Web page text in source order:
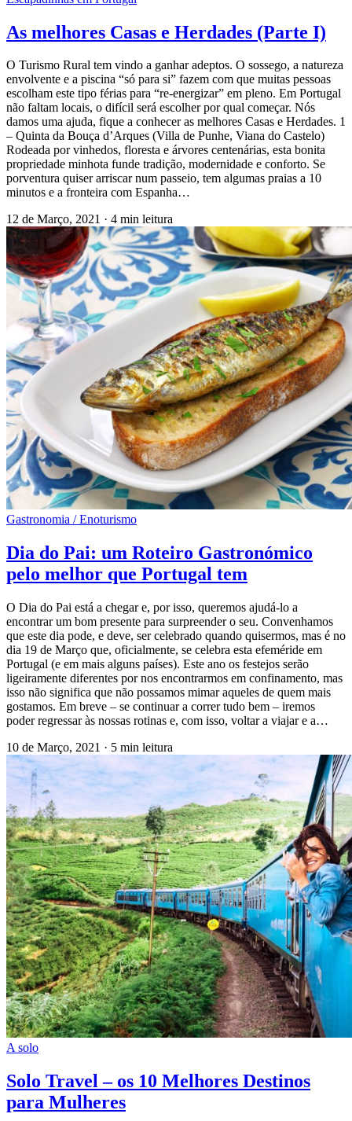
As melhores Casas e Herdades (Parte I)
O Turismo Rural tem vindo a ganhar adeptos. O sossego, a natureza
envolvente e a piscina “só para si” fazem com que muitas pessoas
escolham este tipo férias para “re-energizar” em pleno. Em Portugal
não faltam locais, o difícil será escolher por qual começar. Nós
damos uma ajuda, fique a conhecer as melhores Casas e Herdades. 1
– Quinta da Bouça d’Arques (Villa de Punhe, Viana do Castelo)
Rodeada por vinhedos, floresta e árvores centenárias, esta bonita
propriedade minhota funde tradição, modernidade e conforto. Se
porventura quiser arriscar num passeio, tem algumas praias a 10
minutos e a fronteira com Espanha…
12 de Março, 2021 · 4 min leitura
Gastronomia / Enoturismo
Dia do Pai: um Roteiro Gastronómico
pelo melhor que Portugal tem
O Dia do Pai está a chegar e, por isso, queremos ajudá-lo a
encontrar um bom presente para surpreender o seu. Convenhamos
que este dia pode, e deve, ser celebrado quando quisermos, mas é no
dia 19 de Março que, oficialmente, se celebra esta efeméride em
Portugal (e em mais alguns países). Este ano os festejos serão
ligeiramente diferentes por nos encontrarmos em confinamento, mas
isso não significa que não possamos mimar aqueles de quem mais
gostamos. Em breve – se continuar a correr tudo bem – iremos
poder regressar às nossas rotinas e, com isso, voltar a viajar e a…
10 de Março, 2021 · 5 min leitura
A solo
Solo Travel – os 10 Melhores Destinos
para Mulheres